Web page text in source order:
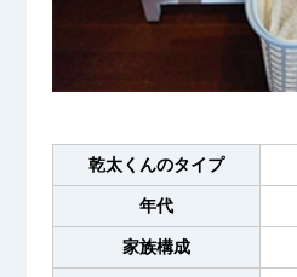
乾太くんのタイプ
年代
家族構成